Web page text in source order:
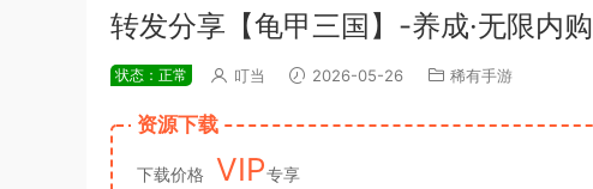
转发分享【龟甲三国】-养成·无限内购
状态：正常 叮当 2026-05-26 稀有手游
资源下载
下载价格 VIP专享